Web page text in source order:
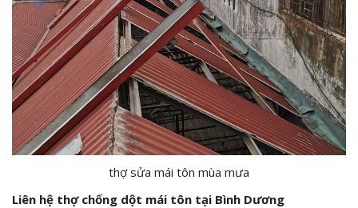
thợ sửa mái tôn mùa mưa
Liên hệ thợ chống dột mái tôn tại Bình Dương